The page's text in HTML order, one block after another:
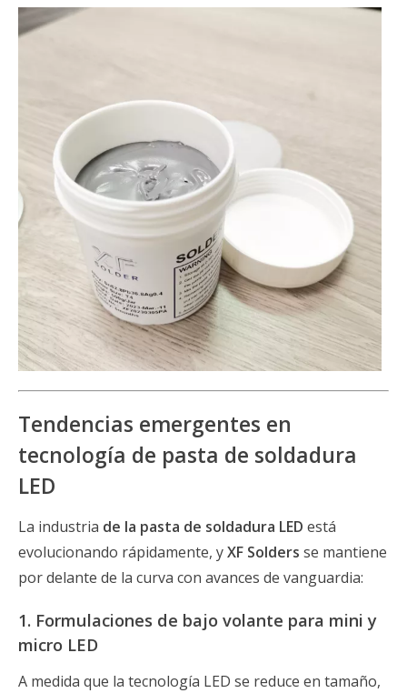
Tendencias emergentes en
tecnología de pasta de soldadura
LED
La industria de la pasta de soldadura LED está
evolucionando rápidamente, yXF Solders se mantiene
por delante de la curva con avances de vanguardia:
1. Formulaciones de bajo volante para mini y
micro LED
A medida que la tecnología LED se reduce en tamaño,